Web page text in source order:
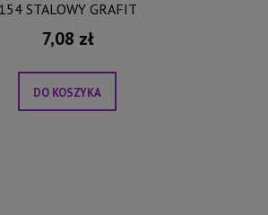
154 STALOWY GRAFIT
7,08 zł
DO KOSZYKA